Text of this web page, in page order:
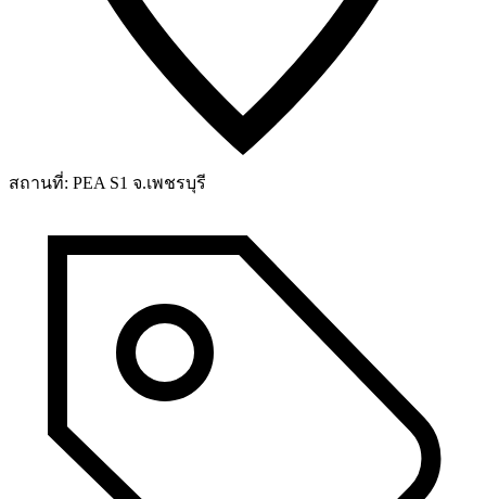
สถานที่: PEA S1 จ.เพชรบุรี